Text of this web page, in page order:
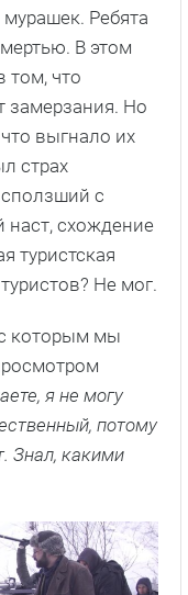
Ребята
В этом
том, что
замерзания. Но
выгнало их
страх
с
схождение
туристская
Не мог.
которым мы
я не могу
потому
Знал, какими